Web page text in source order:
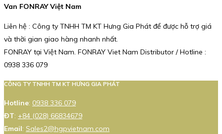
Van FONRAY Việt Nam
Liên hệ : Công ty TNHH TM KT Hưng Gia Phát để được hỗ trợ giá
và thời gian giao hàng nhanh nhất.
FONRAY tại Việt Nam. FONRAY Viet Nam Distributor / Hotline :
0938 336 079
CÔNG TY TNHH TM KT HƯNG GIA PHÁT
Hotline: 0938 336 079
ĐT: +84 (028) 66834679
Email: Sales2@hgpvietnam.com